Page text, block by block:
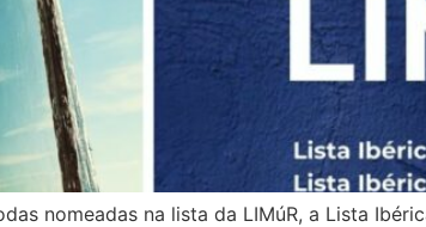
nomeadas na lista da LIMúR, a Lista